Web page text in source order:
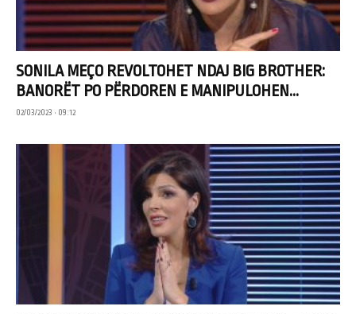
SONILA MEÇO REVOLTOHET NDAJ BIG BROTHER:
BANORËT PO PËRDOREN E MANIPULOHEN...
02/03/2023 • 09:12